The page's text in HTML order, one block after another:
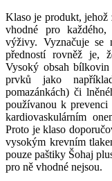
Klaso je produkt,
vhodné pro
výživy. Vyznačuje se
předností rovněž je,
Vysoký obsah
prvků jako
pomazánkách) či
používanou k
kardiovaskulárním
Proto je klaso
vysokým krevním
pouze paštiky Šohaj
pro ně vhodné nejsou.